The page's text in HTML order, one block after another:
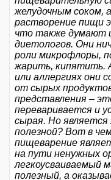
желудочным соком,
растворение пищи
что также думают
диетологов. Они
роли микрофлоры,
жарить, кипятить.
или аллергиях они
от сырых
представления –
переваривается и
сырая. Но является
полезной? Вот в
пищеварение
на пути ненужных
легкоусваиваемый
полезный, а